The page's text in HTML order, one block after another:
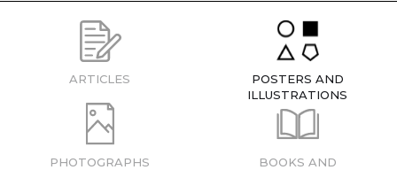
ARTICLES
POSTERS AND
ILLUSTRATIONS
PHOTOGRAPHS
BOOKS AND